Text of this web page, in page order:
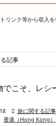
リンク等から収入
記事
こそ、レシ
 旅に関する記事
香港（Hong Kong）